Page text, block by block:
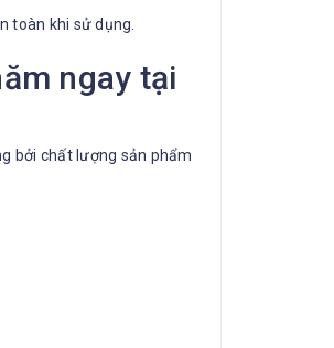
toàn khi sử dụng.
ngay tại
bởi chất lượng sản phẩm